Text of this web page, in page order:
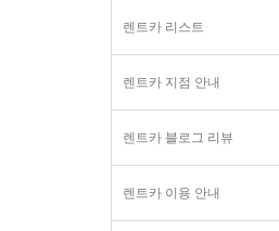
렌트카 리스트
렌트카 지점 안내
렌트카 블로그 리뷰
렌트카 이용 안내